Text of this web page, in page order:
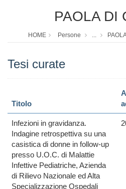
PAOLA DI
HOME Persone ...
Tesi curate
Titolo
Infezioni in gravidanza.
Indagine retrospettiva su una
casistica di donne in follow-up
presso U.O.C. di Malattie
Infettive Pediatriche, Azienda
di Rilievo Nazionale ed Alta
Specializzazione Ospedali